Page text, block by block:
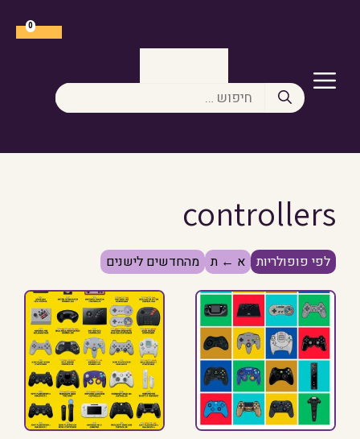
חיפוש:
0
תפריט
controllers
לפי פופולריות א ← ת מהחדשים לישנים